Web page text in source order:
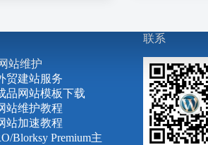
站维护
贸建站服务
品网站模板下载
站维护教程
站加速教程
Blorksy Premium主
联系